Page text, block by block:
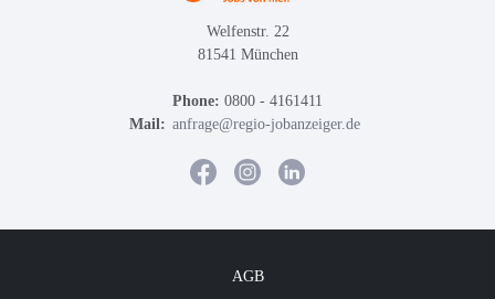
Welfenstr. 22
81541 München
Phone: 0800 - 4161411
Mail: anfrage@regio-jobanzeiger.de
AGB